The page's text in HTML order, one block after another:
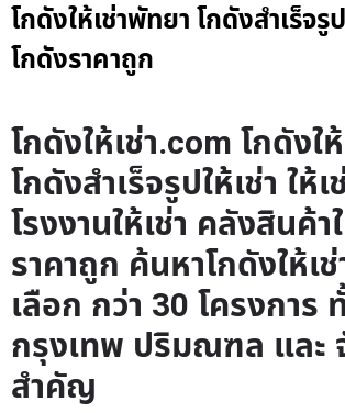
โกดังให้เช่าพัทยา โกดังสำเร็จรูป
โกดังราคาถูก
โกดังให้เช่า.com โกดังใ
โกดังสำเร็จรูปให้เช่า ให้
โรงงานให้เช่า คลังสินค้า
ราคาถูก ค้นหาโกดังให้เช่
เลือก กว่า 30 โครงการ
กรุงเทพ ปริมณฑล และ
สำคัญ